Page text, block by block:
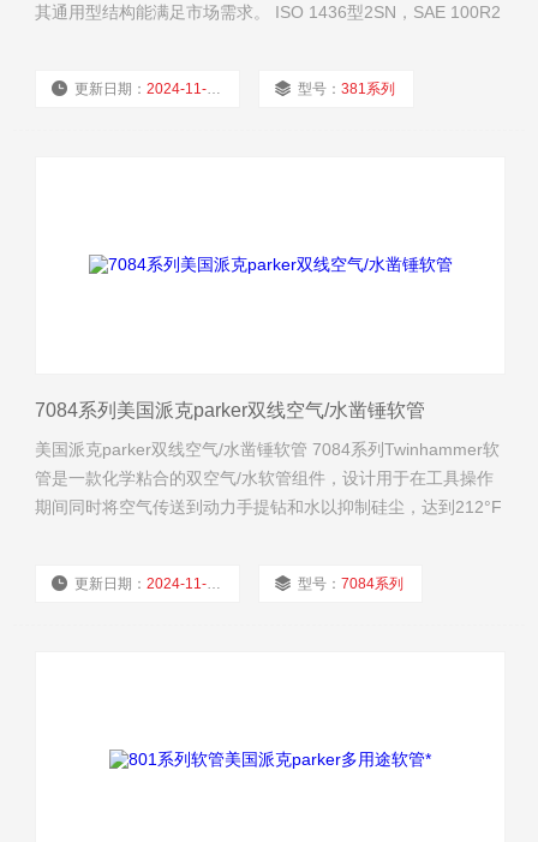
其通用型结构能满足市场需求。 ISO 1436型2SN，SAE 100R2
更新日期：2024-11-21 型号：381系列
7084系列美国派克parker双线空气/水凿锤软管
美国派克parker双线空气/水凿锤软管 7084系列Twinhammer软
管是一款化学粘合的双空气/水软管组件，设计用于在工具操作
期间同时将空气传送到动力手提钻和水以抑制硅尘，达到212°F
更新日期：2024-11-21 型号：7084系列